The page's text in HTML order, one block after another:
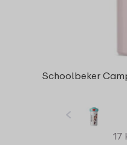
Schoolbeker
17